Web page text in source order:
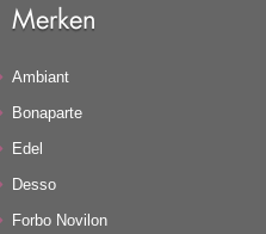
Merken
Ambiant
Bonaparte
Edel
Desso
Forbo Novilon